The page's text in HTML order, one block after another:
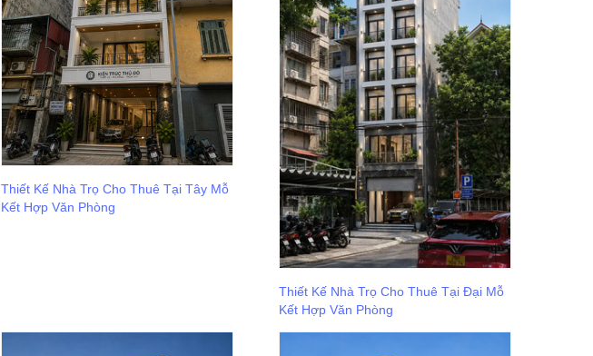
Thiết Kế Nhà Trọ Cho Thuê Tại Tây Mỗ
Kết Hợp Văn Phòng
Thiết Kế Nhà Trọ Cho Thuê Tại Đại Mỗ
Kết Hợp Văn Phòng